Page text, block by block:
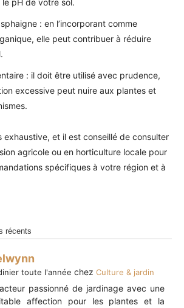
pH de votre sol.
: en l’incorporant comme
elle peut contribuer à réduire
: il doit être utilisé avec prudence,
excessive peut nuire aux plantes et
exhaustive, et il est conseillé de consulter
agricole ou en horticulture locale pour
spécifiques à votre région et à
récents
toute l'année chez Culture & jardin
passionné de jardinage avec une
affection pour les plantes et la